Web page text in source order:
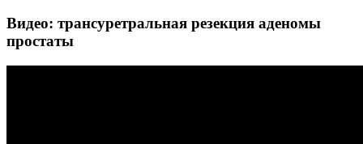
Видео: трансуретральная резекция аденомы
простаты